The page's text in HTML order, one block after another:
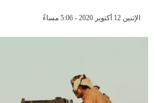
الإثنين 12 أكتوبر 2020 - 5:06 مساءً